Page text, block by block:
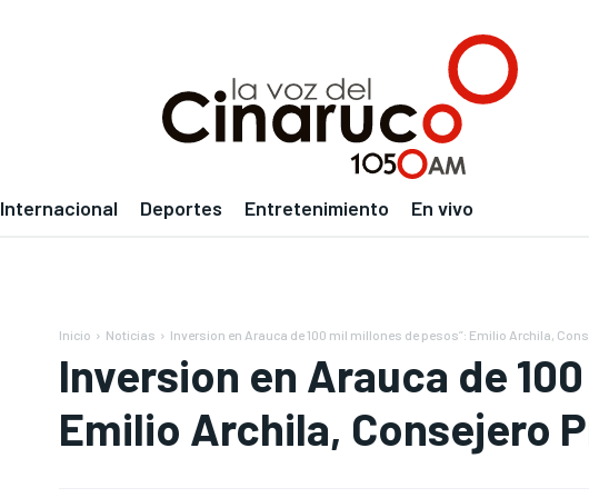
Internacional Deportes Entretenimiento En vivo
Inicio Noticias Inversion en Arauca de 100 mil millones de pesos”: Emilio Archila,
Inversion en Arauca de
Emilio Archila, Consejero